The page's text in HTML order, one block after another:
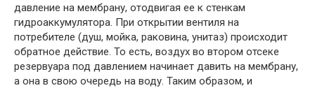
давление на мембрану, отодвигая ее к стенкам
гидроаккумулятора. При открытии вентиля на
потребителе (душ, мойка, раковина, унитаз) происходит
обратное действие. То есть, воздух во втором отсеке
резервуара под давлением начинает давить на мембрану,
а она в свою очередь на воду. Таким образом, и